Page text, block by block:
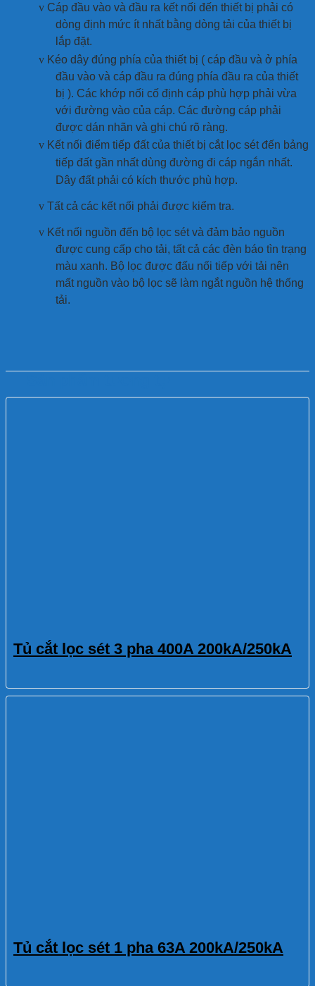
v Cáp đầu vào và đầu ra kết nối đến thiết bị phải có
dòng định mức ít nhất bằng dòng tải của thiết bị
lắp đặt.
v Kéo dây đúng phía của thiết bị ( cáp đầu và ở phía
đầu vào và cáp đầu ra đúng phía đầu ra của thiết
bị ). Các khớp nối cố định cáp phù hợp phải vừa
với đường vào của cáp. Các đường cáp phải
được dán nhãn và ghi chú rõ ràng.
v Kết nối điểm tiếp đất của thiết bị cắt lọc sét đến bảng
tiếp đất gần nhất dùng đường đi cáp ngắn nhất.
Dây đất phải có kích thước phù hợp.
v Tất cả các kết nối phải được kiểm tra.
v Kết nối nguồn đến bộ lọc sét và đảm bảo nguồn
được cung cấp cho tải, tất cả các đèn báo tìn trạng
màu xanh. Bộ lọc được đấu nối tiếp với tải nên
mất nguồn vào bộ lọc sẽ làm ngắt nguồn hệ thống
tải.
Tủ cắt lọc sét 3 pha 400A 200kA/250kA
Tủ cắt lọc sét 1 pha 63A 200kA/250kA